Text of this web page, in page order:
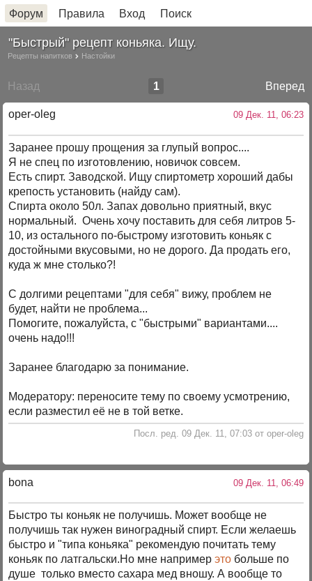
Форум Правила Вход Поиск
"Быстрый" рецепт коньяка. Ищу.
Рецепты напитков Настойки
Назад Вперед
1
oper-oleg 09 Дек. 11, 06:23
Заранее прошу прощения за глупый вопрос....
Я не спец по изготовлению, новичок совсем.
Есть спирт. Заводской. Ищу спиртометр хороший дабы
крепость установить (найду сам).
Спирта около 50л. Запах довольно приятный, вкус
нормальный. Очень хочу поставить для себя литров 5-
10, из остального по-быстрому изготовить коньяк с
достойными вкусовыми, но не дорого. Да продать его,
куда ж мне столько?!
С долгими рецептами "для себя" вижу, проблем не
будет, найти не проблема...
Помогите, пожалуйста, с "быстрыми" вариантами....
очень надо!!!
Заранее благодарю за понимание.
Модератору: переносите тему по своему усмотрению,
если разместил её не в той ветке.
Посл. ред. 09 Дек. 11, 07:03 от oper-oleg
bona 09 Дек. 11, 06:49
Быстро ты коньяк не получишь. Может вообще не
получишь так нужен виноградный спирт. Если желаешь
быстро и "типа коньяка" рекомендую почитать тему
коньяк по латгальски.Но мне напримерэто больше по
душе только вместо сахара мед вношу. А вообще то